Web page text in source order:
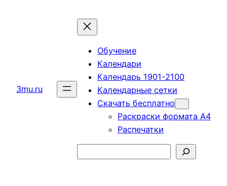
3mu.ru
Обучение
Календари
Календарь 1901-2100
Календарные сетки
Скачать бесплатно
Раскраски формата А4
Распечатки